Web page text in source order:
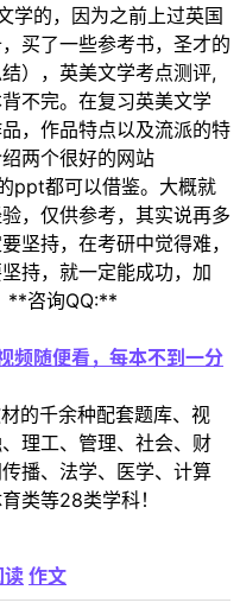
学的，因为之前上过英国
买了一些参考书，圣才的
），英美文学考点测评,
不完。在复习英美文学
，作品特点以及流派的特
两个很好的网站
ppt都可以借鉴。大概就
，仅供参考，其实说再多
坚持，在考研中觉得难，
持，就一定能成功，加
**咨询QQ:**
频随便看，每本不到一分
的千余种配套题库、视
理工、管理、社会、财
播、法学、医学、计算
类等28类学科！
读 作文